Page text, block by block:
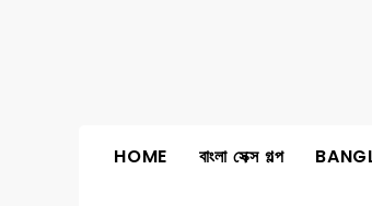
HOME বাংলা সেক্স গল্প